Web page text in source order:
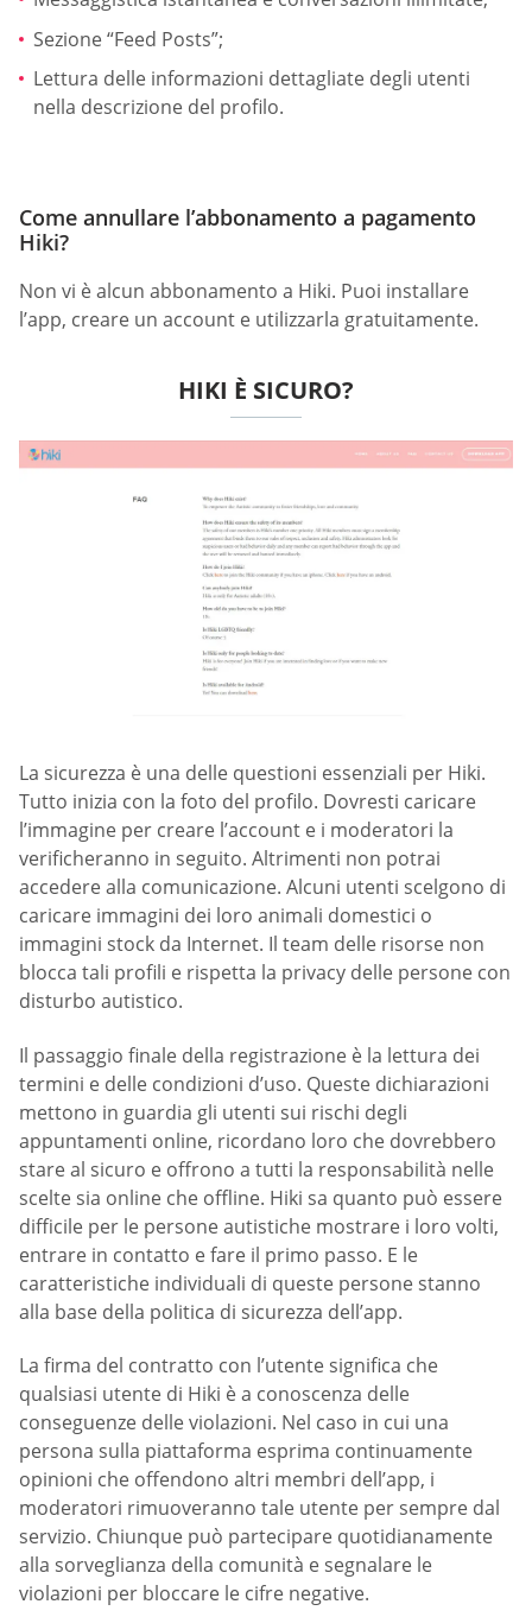
Sezione “Feed Posts”;
Lettura delle informazioni dettagliate degli utenti
nella descrizione del profilo.
Come annullare l’abbonamento a pagamento
Hiki?
Non vi è alcun abbonamento a Hiki. Puoi installare
l’app, creare un account e utilizzarla gratuitamente.
HIKI È SICURO?
La sicurezza è una delle questioni essenziali per Hiki.
Tutto inizia con la foto del profilo. Dovresti caricare
l’immagine per creare l’account e i moderatori la
verificheranno in seguito. Altrimenti non potrai
accedere alla comunicazione. Alcuni utenti scelgono di
caricare immagini dei loro animali domestici o
immagini stock da Internet. Il team delle risorse non
blocca tali profili e rispetta la privacy delle persone con
disturbo autistico.
Il passaggio finale della registrazione è la lettura dei
termini e delle condizioni d’uso. Queste dichiarazioni
mettono in guardia gli utenti sui rischi degli
appuntamenti online, ricordano loro che dovrebbero
stare al sicuro e offrono a tutti la responsabilità nelle
scelte sia online che offline. Hiki sa quanto può essere
difficile per le persone autistiche mostrare i loro volti,
entrare in contatto e fare il primo passo. E le
caratteristiche individuali di queste persone stanno
alla base della politica di sicurezza dell’app.
La firma del contratto con l’utente significa che
qualsiasi utente di Hiki è a conoscenza delle
conseguenze delle violazioni. Nel caso in cui una
persona sulla piattaforma esprima continuamente
opinioni che offendono altri membri dell’app, i
moderatori rimuoveranno tale utente per sempre dal
servizio. Chiunque può partecipare quotidianamente
alla sorveglianza della comunità e segnalare le
violazioni per bloccare le cifre negative.